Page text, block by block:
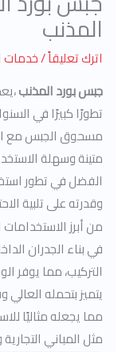
المذنب
اترك تعليقاً/خدمات
جبس بورد المذنب
تطورًا كبيرًا في
مسحوق الجبس مع
متينة وسهلة
الفضل في تطور
وقدرته على تلبية
من أبرز
في بناء الجدران
التركيب، مما يوفر
يتميز بتحمله
مما يجعله مثاليًا
مثل المباني